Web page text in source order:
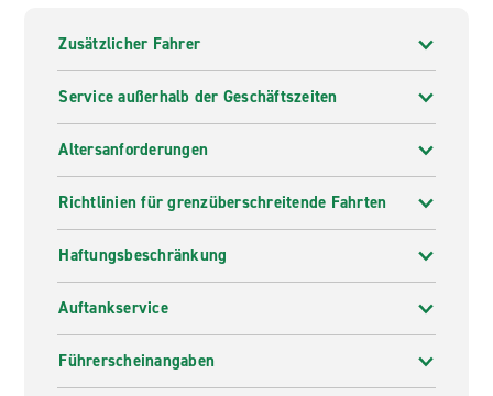
Zusätzlicher Fahrer
Service außerhalb der Geschäftszeiten
Altersanforderungen
Richtlinien für grenzüberschreitende Fahrten
Haftungsbeschränkung
Auftankservice
Führerscheinangaben